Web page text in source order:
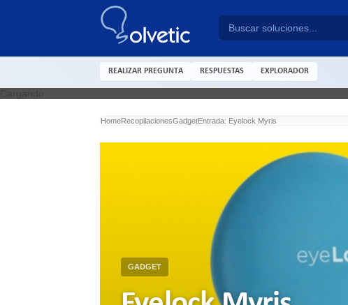
REALIZAR PREGUNTA RESPUESTAS EXPLORADOR
HomeRecopilacionesGadgetEntrada: Eyelock Myris
GADGET